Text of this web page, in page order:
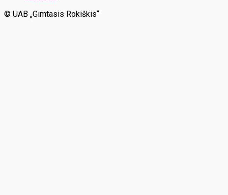
© UAB „Gimtasis Rokiškis“